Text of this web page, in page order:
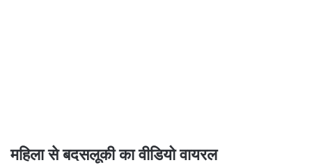
महिला से बदसलूकी का वीडियो वायरल